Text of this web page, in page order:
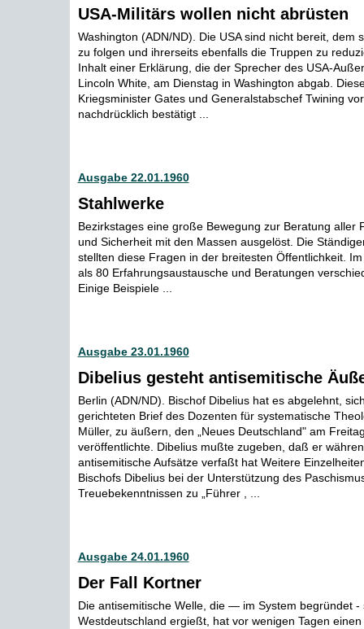
USA-Militärs wollen nicht abrüsten
Washington (ADN/ND). Die USA sind nicht bereit, dem
zu folgen und ihrerseits ebenfalls die Truppen zu
Inhalt einer Erklärung, die der Sprecher des USA-
Lincoln White, am Dienstag in Washington abgab.
Kriegsminister Gates und Generalstabschef Twining
nachdrücklich bestätigt ...
Ausgabe 22.01.1960
Stahlwerke
Bezirkstages eine große Bewegung zur Beratung aller
und Sicherheit mit den Massen ausgelöst. Die
stellten diese Fragen in der breitesten Öffentlichkeit.
als 80 Erfahrungsaustausche und Beratungen
Einige Beispiele ...
Ausgabe 23.01.1960
Dibelius gesteht antisemitische
Berlin (ADN/ND). Bischof Dibelius hat es abgelehnt,
gerichteten Brief des Dozenten für systematische
Müller, zu äußern, den „Neues Deutschland" am
veröffentlichte. Dibelius mußte zugeben, daß er
antisemitische Aufsätze verfaßt hat Weitere
Bischofs Dibelius bei der Unterstützung des
Treuebekenntnissen zu „Führer , ...
Ausgabe 24.01.1960
Der Fall Kortner
Die antisemitische Welle, die — im System begründet -
Westdeutschland ergießt, hat vor wenigen Tagen